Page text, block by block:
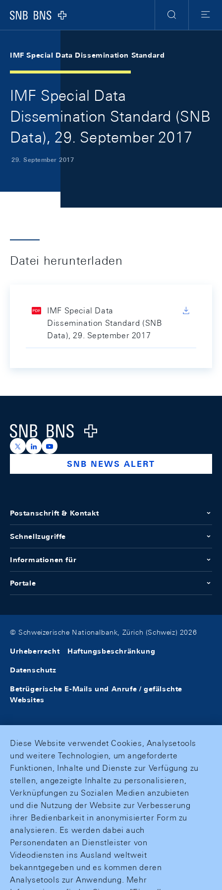
Logo
Suche
Menu
IMF Special Data Dissemination Standard
IMF Special Data
Dissemination Standard (SNB
Data), 29. September 2017
29. September 2017
Datei herunterladen
IMF Special Data
Dissemination Standard (SNB
Data), 29. September 2017
Logo
https://x.com/snb_bns
https://ch.linkedin.com/company/swiss-national-
https://www.youtube.com/@swissnationalbank
SNB NEWS ALERT
Postanschrift & Kontakt
Schnellzugriffe
Informationen für
Portale
© Schweizerische Nationalbank, Zürich (Schweiz) 2026
Urheberrecht Haftungsbeschränkung
Datenschutz
Betrügerische E-Mails und Anrufe / gefälschte
Websites
Diese Website verwendet Cookies, Analysetools
und weitere Technologien, um angeforderte
Funktionen, Inhalte und Dienste zur Verfügung zu
stellen, angezeigte Inhalte zu personalisieren,
Verknüpfungen zu Sozialen Medien anzubieten
und die Nutzung der Website zur Verbesserung
ihrer Bedienbarkeit in anonymisierter Form zu
analysieren. Es werden dabei auch
Personendaten an Dienstleister von
Videodiensten ins Ausland weltweit
bekanntgegeben und es kommen deren
Analysetools zur Anwendung. Mehr